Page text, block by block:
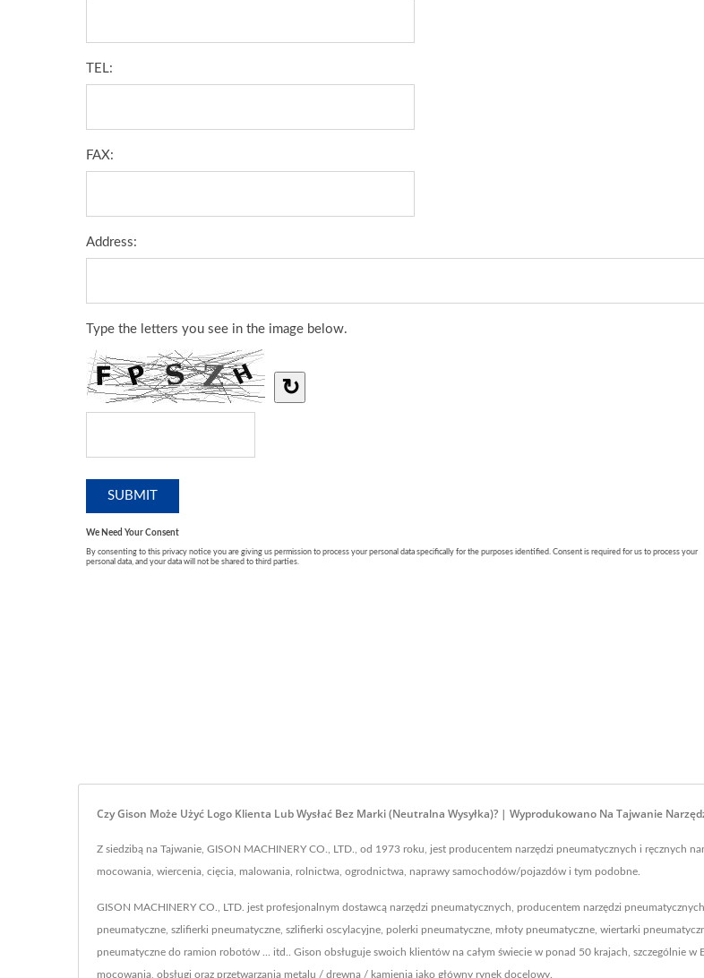
Czy Gison Może Użyć Logo Klienta Lub Wysłać Bez Marki (neutralna Wysyłka)? | Wyprodukowano Na Tajwanie
Z siedzibą na Tajwanie, GISON MACHINERY CO., LTD., od 1973 roku, jest producentem narzędzi pneumatycznych i ręcznych
mocowania, wiercenia, cięcia, malowania, rolnictwa, ogrodnictwa, naprawy samochodów/pojazdów i tym podobne.
GISON MACHINERY CO., LTD. jest profesjonalnym dostawcą narzędzi pneumatycznych, producentem narzędzi
pneumatyczne, szlifierki pneumatyczne, szlifierki oscylacyjne, polerki pneumatyczne, młoty pneumatyczne, wiertarki
pneumatyczne do ramion robotów ... itd.. Gison obsługuje swoich klientów na całym świecie w ponad 50 krajach, szczególnie
mocowania, obsługi oraz przetwarzania metalu / drewna / kamienia jako główny rynek docelowy.